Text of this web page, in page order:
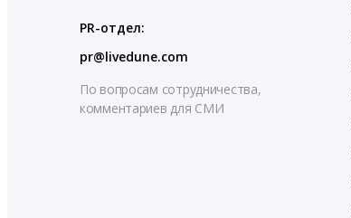
PR-отдел:
pr@livedune.com
По вопросам сотрудничества,
комментариев для СМИ